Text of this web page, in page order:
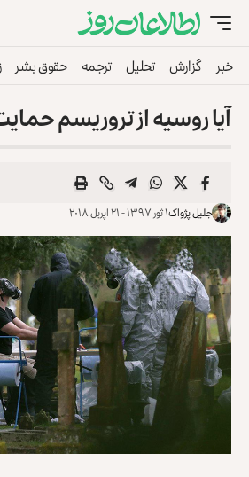
خبر گزارش تحلیل ترجمه حقوق بشر
آیا روسیه از تروریسم
جلیل پژواک۱ ثور ۱۳۹۷ - ۲۱ اپریل ۲۰۱۸